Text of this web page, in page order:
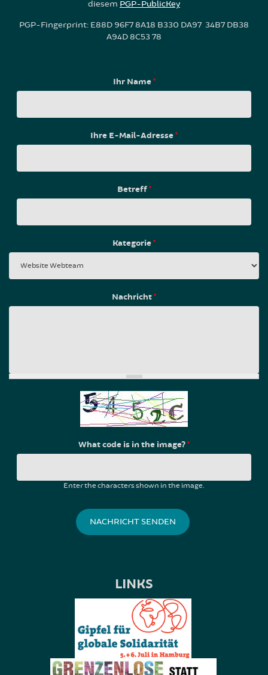
diesem PGP-PublicKey
PGP-Fingerprint: E88D 96F7 8A18 B330 DA97 34B7 DB38
A94D 8C53 78
Ihr Name*
Ihre E-Mail-Adresse*
Betreff*
Kategorie*
Nachricht*
What code is in the image?*
Enter the characters shown in the image.
LINKS